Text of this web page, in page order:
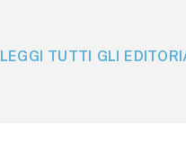
LEGGI TUTTI GLI